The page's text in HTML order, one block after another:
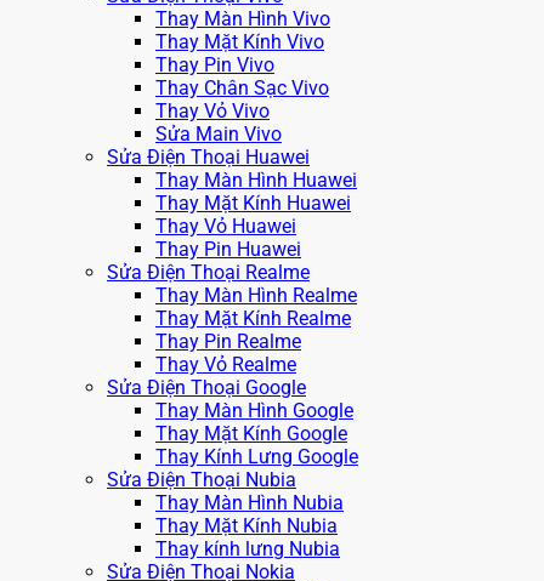
Thay Màn Hình Vivo
Thay Mặt Kính Vivo
Thay Pin Vivo
Thay Chân Sạc Vivo
Thay Vỏ Vivo
Sửa Main Vivo
Sửa Điện Thoại Huawei
Thay Màn Hình Huawei
Thay Mặt Kính Huawei
Thay Vỏ Huawei
Thay Pin Huawei
Sửa Điện Thoại Realme
Thay Màn Hình Realme
Thay Mặt Kính Realme
Thay Pin Realme
Thay Vỏ Realme
Sửa Điện Thoại Google
Thay Màn Hình Google
Thay Mặt Kính Google
Thay Kính Lưng Google
Sửa Điện Thoại Nubia
Thay Màn Hình Nubia
Thay Mặt Kính Nubia
Thay kính lưng Nubia
Sửa Điện Thoại Nokia